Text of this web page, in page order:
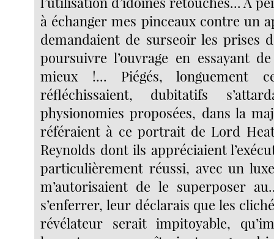
à échanger mes pinceaux contre un
demandaient de surseoir les prises
poursuivre l’ouvrage en essayant
mieux !... Piégés, longuement
réfléchissaient, dubitatifs
physionomies proposées, dans la
référaient à ce portrait de Lord
Reynolds dont ils appréciaient
particulièrement réussi, avec un
m’autorisaient de le superposer
s’enferrer, leur déclarais que les
révélateur serait impitoyable,